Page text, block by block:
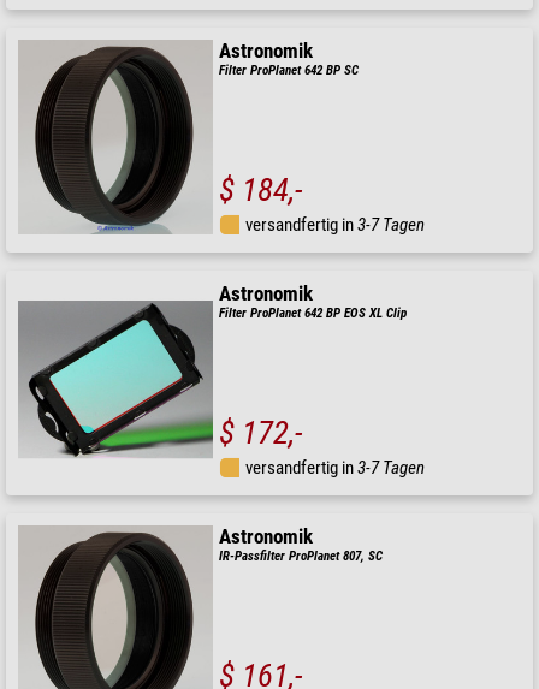
Astronomik
Filter ProPlanet 642 BP SC
$ 184,-
versandfertig in3-7 Tagen
Astronomik
Filter ProPlanet 642 BP EOS XL Clip
$ 172,-
versandfertig in3-7 Tagen
Astronomik
IR-Passfilter ProPlanet 807, SC
$ 161,-